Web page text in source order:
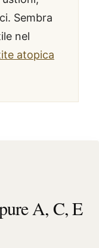
Sembra
nel
atopica
A, C, E